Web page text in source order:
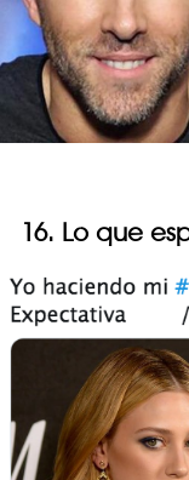
16. Lo que